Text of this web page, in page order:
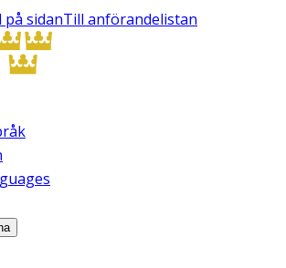
sidanTill anförandelistan